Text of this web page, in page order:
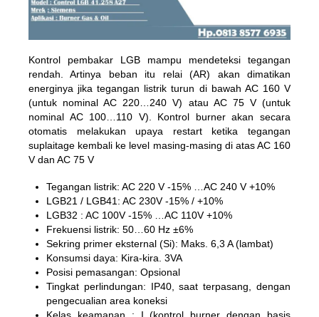
Kontrol pembakar LGB mampu mendeteksi tegangan
rendah. Artinya beban itu relai (AR) akan dimatikan
energinya jika tegangan listrik turun di bawah AC 160 V
(untuk nominal AC 220…240 V) atau AC 75 V (untuk
nominal AC 100…110 V). Kontrol burner akan secara
otomatis melakukan upaya restart ketika tegangan
suplaitage kembali ke level masing-masing di atas AC 160
V dan AC 75 V
Tegangan listrik: AC 220 V -15% …AC 240 V +10%
LGB21 / LGB41: AC 230V -15% / +10%
LGB32 : AC 100V -15% …AC 110V +10%
Frekuensi listrik: 50…60 Hz ±6%
Sekring primer eksternal (Si): Maks. 6,3 A (lambat)
Konsumsi daya: Kira-kira. 3VA
Posisi pemasangan: Opsional
Tingkat perlindungan: IP40, saat terpasang, dengan
pengecualian area koneksi